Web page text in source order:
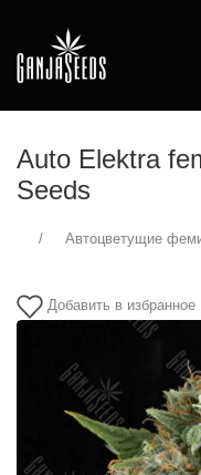
Auto Elektra
Seeds
Автоцветущие
Добавить в избранное